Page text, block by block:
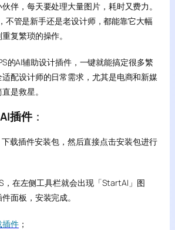
伴，每天要处理大量图片，耗时又费力。
不管是新手还是老设计师，都能靠它大幅
复繁琐的操作。
的AI辅助设计插件，一键就能搞定很多繁
配设计师的日常需求，尤其是电商和新媒
是救星。
插件：
载插件安装包，然后直接点击安装包进行
，在左侧工具栏就会出现「StartAI」图
面板，安装完成。
插件；